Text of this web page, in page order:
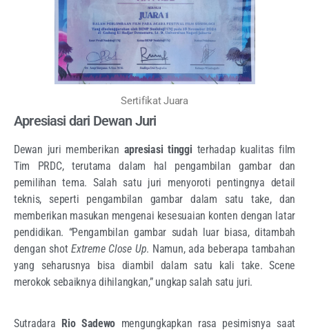
Sertifikat Juara
Apresiasi dari Dewan Juri
Dewan juri memberikan apresiasi tinggi terhadap kualitas film
Tim PRDC, terutama dalam hal pengambilan gambar dan
pemilihan tema. Salah satu juri menyoroti pentingnya detail
teknis, seperti pengambilan gambar dalam satu take, dan
memberikan masukan mengenai kesesuaian konten dengan latar
pendidikan. “Pengambilan gambar sudah luar biasa, ditambah
dengan shotExtreme Close Up. Namun, ada beberapa tambahan
yang seharusnya bisa diambil dalam satu kali take. Scene
merokok sebaiknya dihilangkan,” ungkap salah satu juri.
Sutradara Rio Sadewo mengungkapkan rasa pesimisnya saat